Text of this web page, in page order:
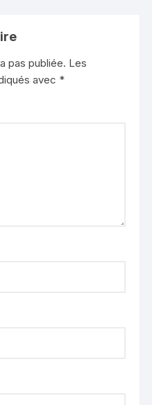
pas publiée. Les
avec *